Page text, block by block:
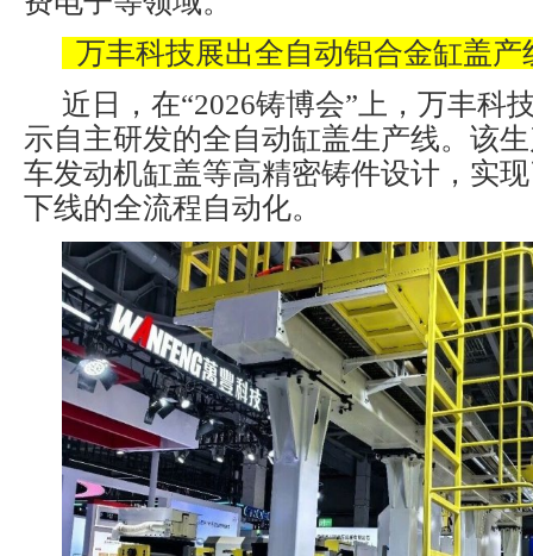
万丰科技展出全自动铝合金缸盖产
近日，在“2026铸博会”上，万丰科
示自主研发的全自动缸盖生产线。该
车发动机缸盖等高精密铸件设计，实
下线的全流程自动化。